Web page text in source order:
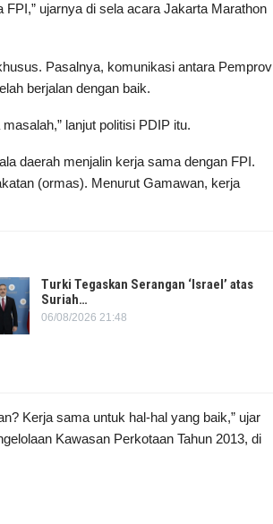
ujarnya di sela acara Jakarta Marathon
Pasalnya, komunikasi antara Pemprov
berjalan dengan baik.
masalah,” lanjut politisi PDIP itu.
daerah menjalin kerja sama dengan FPI.
(ormas). Menurut Gamawan, kerja
Turki Tegaskan Serangan ‘Israel’ atas
Suriah…
06/08/2026 21:48
Kerja sama untuk hal-hal yang baik,” ujar
Kawasan Perkotaan Tahun 2013, di